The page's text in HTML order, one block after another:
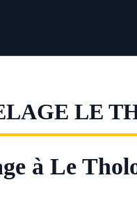
LE
à Le